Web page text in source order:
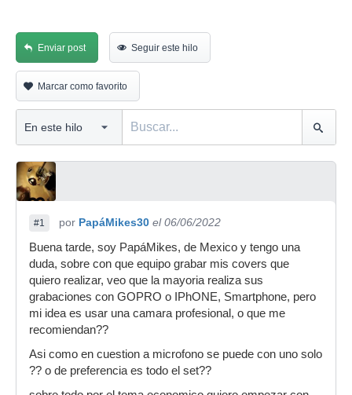
Enviar post Seguir este hilo
Marcar como favorito
#1 por PapáMikes30 el 06/06/2022
Buena tarde, soy PapáMikes, de Mexico y tengo una
duda, sobre con que equipo grabar mis covers que
quiero realizar, veo que la mayoria realiza sus
grabaciones con GOPRO o IPhONE, Smartphone, pero
mi idea es usar una camara profesional, o que me
recomiendan??
Asi como en cuestion a microfono se puede con uno solo
?? o de preferencia es todo el set??